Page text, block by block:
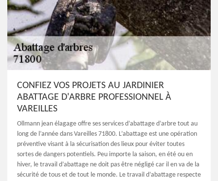
CONFIEZ VOS PROJETS AU JARDINIER
ABATTAGE D'ARBRE PROFESSIONNEL À
VAREILLES
Ollmann jean élagage offre ses services d’abattage d’arbre tout au
long de l’année dans Vareilles 71800. L’abattage est une opération
préventive visant à la sécurisation des lieux pour éviter toutes
sortes de dangers potentiels. Peu importe la saison, en été ou en
hiver, le travail d’abattage ne doit pas être négligé car il en va de la
sécurité de tous et de tout le monde. Le travail d’abattage respecte